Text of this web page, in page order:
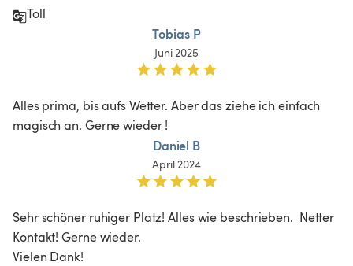
Toll
Tobias P
Juni 2025
Alles prima, bis aufs Wetter. Aber das ziehe ich einfach
magisch an. Gerne wieder !
Daniel B
April 2024
Sehr schöner ruhiger Platz! Alles wie beschrieben.  Netter
Kontakt! Gerne wieder.
Vielen Dank!